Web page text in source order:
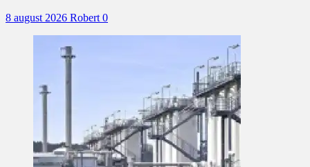
8 august 2026 Robert 0